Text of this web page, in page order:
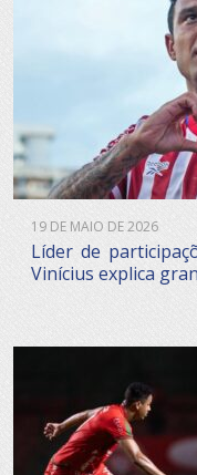
19 DE MAIO DE 2026
Líder de
Vinícius explica